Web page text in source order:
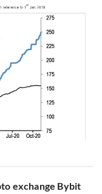
exchange Bybit